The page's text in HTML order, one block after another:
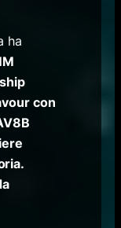
ha
con